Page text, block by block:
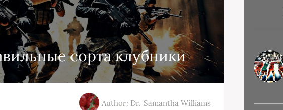
сорта клубники
Author: Dr. Samantha Williams